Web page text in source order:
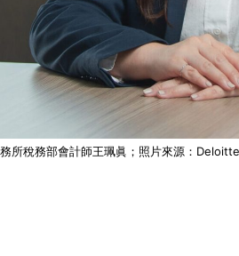
所稅務部會計師王珮眞；照片來源：Deloitte